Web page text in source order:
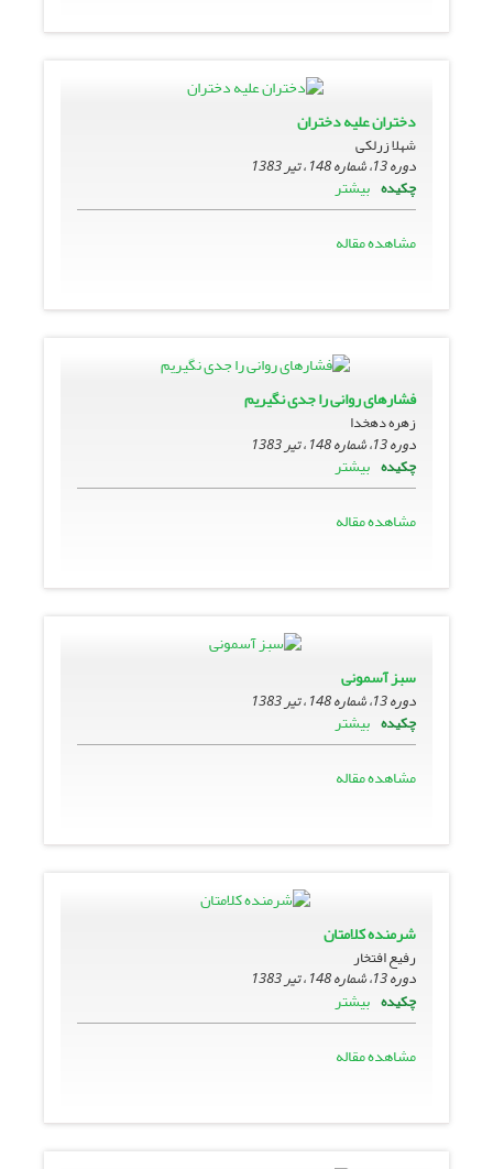
دختران علیه دختران
شهلا زرلکی
دوره 13، شماره 148 ، تیر 1383
چکیده بیشتر
مشاهده مقاله
فشارهاى روانى را جدى نگیریم
زهره دهخدا
دوره 13، شماره 148 ، تیر 1383
چکیده بیشتر
مشاهده مقاله
سبز آسمونى
دوره 13، شماره 148 ، تیر 1383
چکیده بیشتر
مشاهده مقاله
شرمنده کلامتان
رفیع افتخار
دوره 13، شماره 148 ، تیر 1383
چکیده بیشتر
مشاهده مقاله